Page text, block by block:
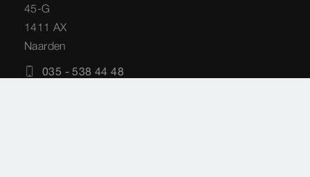
45-G
1411 AX
Naarden
035 - 538 44 48